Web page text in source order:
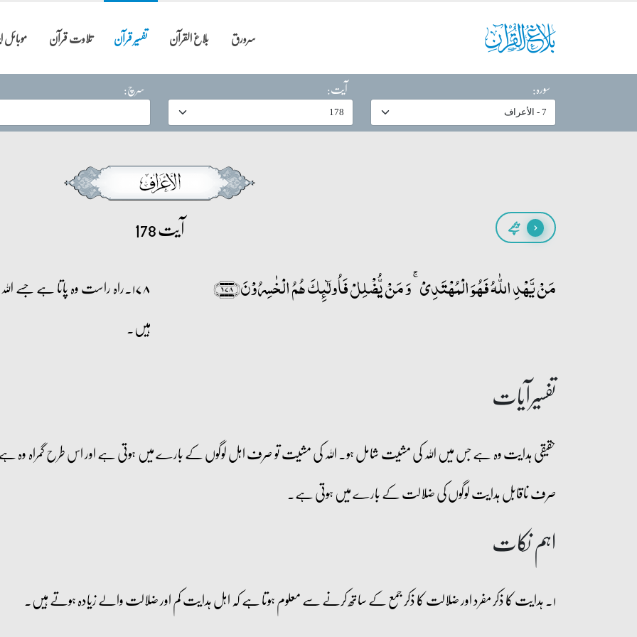
سرورق بلاغ القرآن تفسیر قرآن تلاوت قرآن
سورہ:
آیت: سرچ:
پیچھے آیت 178
مَنۡ یَّہۡدِ اللّٰہُ فَہُوَ الۡمُہۡتَدِیۡ ۚ وَ مَنۡ یُّضۡلِلۡ فَاُولٰٓئِکَ ہُمُ الۡخٰسِرُوۡنَ﴿۱۷۸﴾
۱۷۸۔راہ راست وہ پاتا ہے جسے
ہیں۔
تفسیرآیات
حقیقی ہدایت وہ ہے جس میں اللہ کی مشیت شامل ہو۔ اللہ کی مشیت تو صرف اہل لوگوں کے بارے میں ہوتی ہے اور اس طرح گمراہ وہ ہے
صرف ناقابل ہدایت لوگوں کی ضلالت کے بارے میں ہوتی ہے۔
اہم نکات
۱۔ ہدایت کا ذکر مفرد اور ضلالت کا ذکر جمع کے ساتھ کرنے سے معلوم ہوتا ہے کہ اہل ہدایت کم اور ضلالت والے زیادہ ہوتے ہیں۔